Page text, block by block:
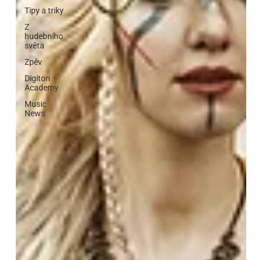
Tipy a triky
Z
hudebního
světa
Zpěv
Digiton
Academy
Music
News